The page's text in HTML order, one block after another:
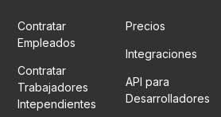
Contratar
Empleados
Contratar
Trabajadores
Intependientes
Precios
Integraciones
API para
Desarrolladores